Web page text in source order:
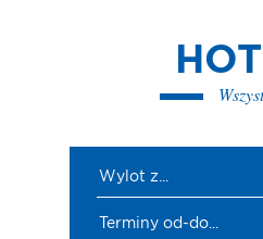
Wylot z...
Terminy od-do...